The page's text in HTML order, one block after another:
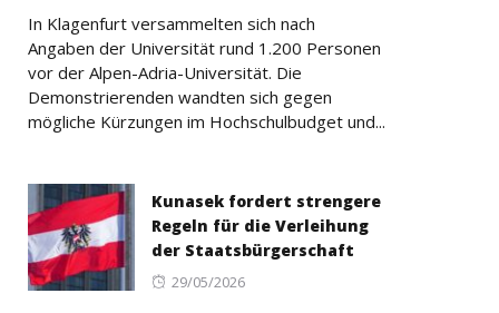
In Klagenfurt versammelten sich nach
Angaben der Universität rund 1.200 Personen
vor der Alpen-Adria-Universität. Die
Demonstrierenden wandten sich gegen
mögliche Kürzungen im Hochschulbudget und...
Kunasek fordert strengere
Regeln für die Verleihung
der Staatsbürgerschaft
Posted
29/05/2026